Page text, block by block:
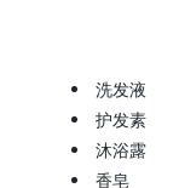
洗发液
护发素
沐浴露
香皂